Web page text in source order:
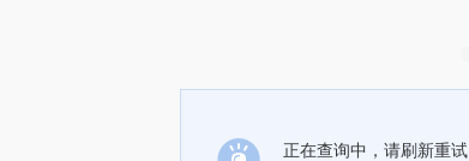
正在查询中，请刷新重试